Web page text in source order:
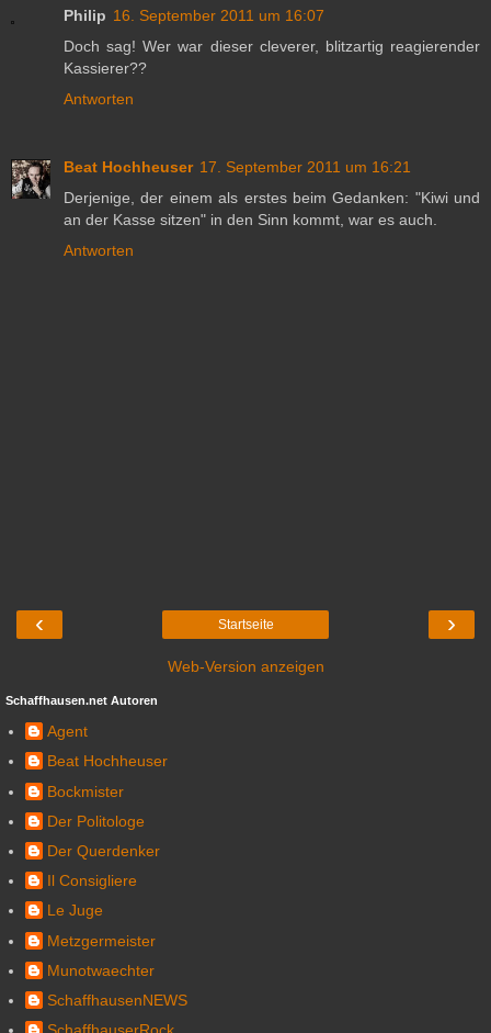
Philip 16. September 2011 um 16:07
Doch sag! Wer war dieser cleverer, blitzartig reagierender
Kassierer??
Antworten
Beat Hochheuser 17. September 2011 um 16:21
Derjenige, der einem als erstes beim Gedanken: "Kiwi und
an der Kasse sitzen" in den Sinn kommt, war es auch.
Antworten
‹ ›
Startseite
Web-Version anzeigen
Schaffhausen.net Autoren
Agent
Beat Hochheuser
Bockmister
Der Politologe
Der Querdenker
Il Consigliere
Le Juge
Metzgermeister
Munotwaechter
SchaffhausenNEWS